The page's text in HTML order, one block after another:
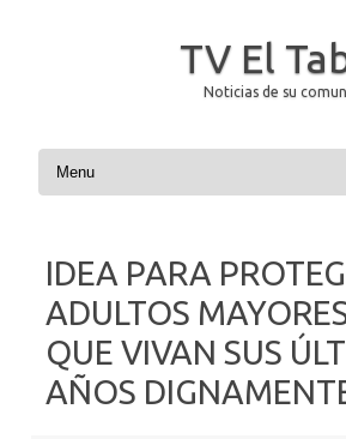
TV El
Noticias de su
Saltar al contenido
IDEA PARA
ADULTOS
QUE VIVAN SUS
AÑOS